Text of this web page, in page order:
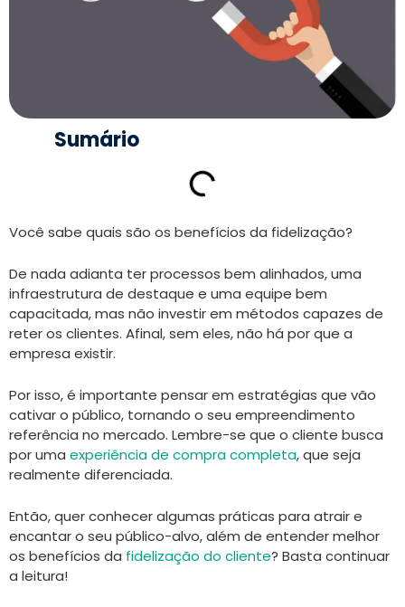
Sumário
Você sabe quais são os benefícios da fidelização?
De nada adianta ter processos bem alinhados, uma
infraestrutura de destaque e uma equipe bem
capacitada, mas não investir em métodos capazes de
reter os clientes. Afinal, sem eles, não há por que a
empresa existir.
Por isso, é importante pensar em estratégias que vão
cativar o público, tornando o seu empreendimento
referência no mercado. Lembre-se que o cliente busca
por uma experiência de compra completa, que seja
realmente diferenciada.
Então, quer conhecer algumas práticas para atrair e
encantar o seu público-alvo, além de entender melhor
os benefícios da fidelização do cliente? Basta continuar
a leitura!